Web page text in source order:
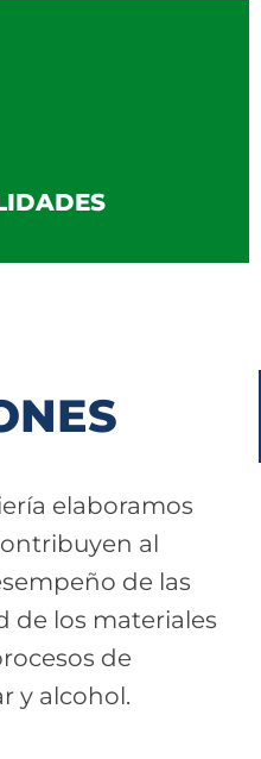
elaboramos
al
de las
de los materiales
de
y alcohol.